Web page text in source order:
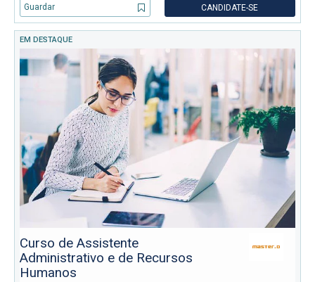
comunicações e eletrónica, intervindo em todo o ciclo de
desenvolvimento de proj
Guardar CANDIDATE-SE
EM DESTAQUE
Curso de Assistente
Administrativo e de Recursos
Humanos